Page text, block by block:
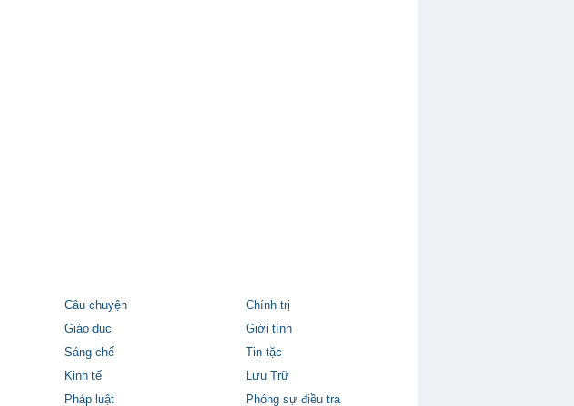
Câu chuyện
Chính trị
Giáo dục
Giới tính
Sáng chế
Tin tặc
Kinh tế
Lưu Trữ
Pháp luật Phóng sự điều tra